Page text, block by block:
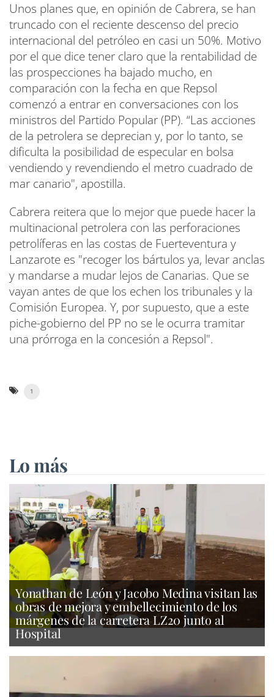
Unos planes que, en opinión de Cabrera, se han
truncado con el reciente descenso del precio
internacional del petróleo en casi un 50%. Motivo
por el que dice tener claro que la rentabilidad de
las prospecciones ha bajado mucho, en
comparación con la fecha en que Repsol
comenzó a entrar en conversaciones con los
ministros del Partido Popular (PP). “Las acciones
de la petrolera se deprecian y, por lo tanto, se
dificulta la posibilidad de especular en bolsa
vendiendo y revendiendo el metro cuadrado de
mar canario", apostilla.
Cabrera reitera que lo mejor que puede hacer la
multinacional petrolera con las perforaciones
petrolíferas en las costas de Fuerteventura y
Lanzarote es "recoger los bártulos ya, levar anclas
y mandarse a mudar lejos de Canarias. Que se
vayan antes de que los echen los tribunales y la
Comisión Europea. Y, por supuesto, que a este
piche-gobierno del PP no se le ocurra tramitar
una prórroga en la concesión a Repsol".
1
Lo más
Yonathan de León y Jacobo Medina visitan las
obras de mejora y embellecimiento de los
márgenes de la carretera LZ20 junto al
Hospital